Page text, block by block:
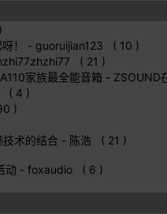
！
- guoruijian123 ( 10 )
( 21 )
家族最全能音箱 - ZSOUND
( 4 )
)
术的结合 - 陈浩 ( 21 )
动 - foxaudio ( 6 )